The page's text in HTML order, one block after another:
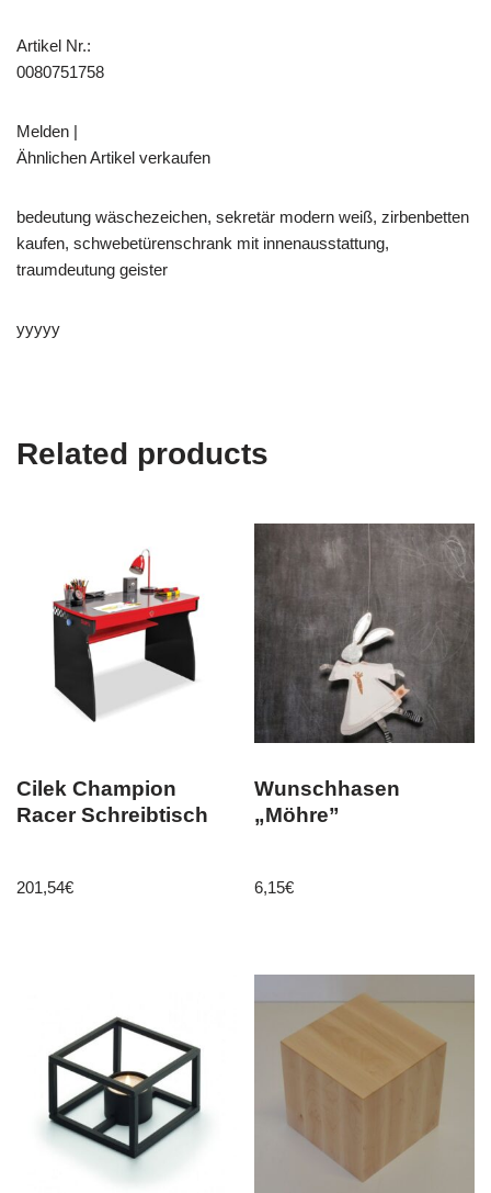
Artikel Nr.:
0080751758
Melden |
Ähnlichen Artikel verkaufen
bedeutung wäschezeichen, sekretär modern weiß, zirbenbetten
kaufen, schwebetürenschrank mit innenausstattung,
traumdeutung geister
yyyyy
Related products
Cilek Champion
Racer Schreibtisch
201,54€
Wunschhasen
„Möhre”
6,15€